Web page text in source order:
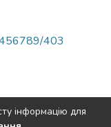
403
інформацію для